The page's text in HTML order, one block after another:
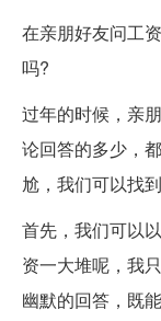
在亲朋好友问工
吗?
过年的时候，亲
论回答的多少，
尬，我们可以找
首先，我们可以
资一大堆呢，我
幽默的回答，既